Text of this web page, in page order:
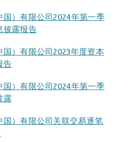
国）有限公司2024年第一季
披露报告
国）有限公司2023年度资本
告
国）有限公司2024年第一季
露
国）有限公司关联交易逐笔